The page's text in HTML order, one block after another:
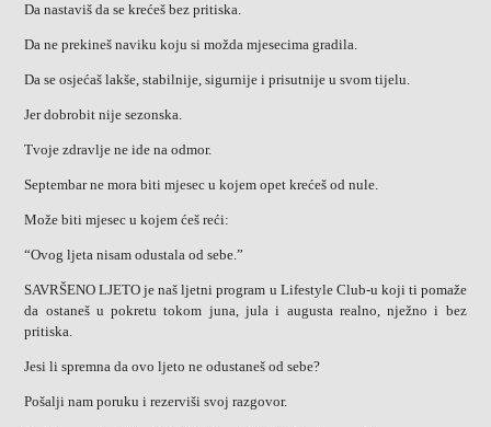
Da nastaviš da se krećeš bez pritiska.
Da ne prekineš naviku koju si možda mjesecima gradila.
Da se osjećaš lakše, stabilnije, sigurnije i prisutnije u svom tijelu.
Jer dobrobit nije sezonska.
Tvoje zdravlje ne ide na odmor.
Septembar ne mora biti mjesec u kojem opet krećeš od nule.
Može biti mjesec u kojem ćeš reći:
“Ovog ljeta nisam odustala od sebe.”
SAVRŠENO LJETO je naš ljetni program u Lifestyle Club-u koji ti pomaže
da ostaneš u pokretu tokom juna, jula i augusta realno, nježno i bez
pritiska.
Jesi li spremna da ovo ljeto ne odustaneš od sebe?
Pošalji nam poruku i rezerviši svoj razgovor.